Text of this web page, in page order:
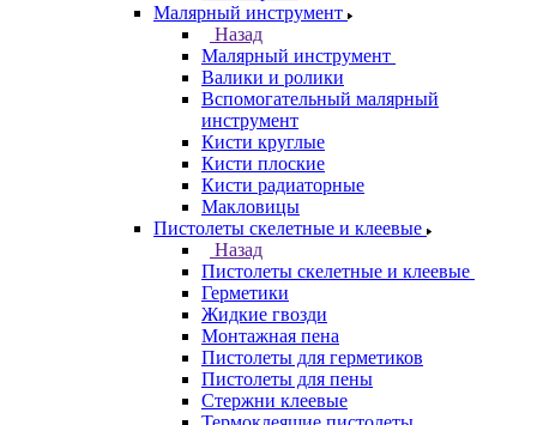
Малярный инструмент
Назад
Малярный инструмент
Валики и ролики
Вспомогательный малярный
инструмент
Кисти круглые
Кисти плоские
Кисти радиаторные
Макловицы
Пистолеты скелетные и клеевые
Назад
Пистолеты скелетные и клеевые
Герметики
Жидкие гвозди
Монтажная пена
Пистолеты для герметиков
Пистолеты для пены
Стержни клеевые